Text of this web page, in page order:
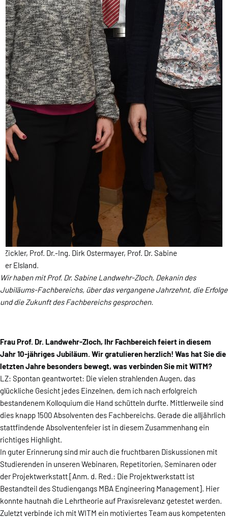
Prof. Dr.-Ing. Dirk Ostermayer, Prof. Dr. Sabine
Elsland.
Wir haben mit Prof. Dr. Sabine Landwehr-Zloch, Dekanin des
Jubiläums-Fachbereichs, über das vergangene Jahrzehnt, die Erfolge
und die Zukunft des Fachbereichs gesprochen.
Frau Prof. Dr. Landwehr-Zloch, Ihr Fachbereich feiert in diesem
Jahr 10-jähriges Jubiläum. Wir gratulieren herzlich! Was hat Sie die
letzten Jahre besonders bewegt, was verbinden Sie mit WITM?
LZ: Spontan geantwortet: Die vielen strahlenden Augen, das
glückliche Gesicht jedes Einzelnen, dem ich nach erfolgreich
bestandenem Kolloquium die Hand schütteln durfte. Mittlerweile sind
dies knapp 1500 Absolventen des Fachbereichs. Gerade die alljährlich
stattfindende Absolventenfeier ist in diesem Zusammenhang ein
richtiges Highlight.
In guter Erinnerung sind mir auch die fruchtbaren Diskussionen mit
Studierenden in unseren Webinaren, Repetitorien, Seminaren oder
der Projektwerkstatt [Anm. d. Red.: Die Projektwerkstatt ist
Bestandteil des Studiengangs MBA Engineering Management]. Hier
konnte hautnah die Lehrtheorie auf Praxisrelevanz getestet werden.
Zuletzt verbinde ich mit WITM ein motiviertes Team aus kompetenten